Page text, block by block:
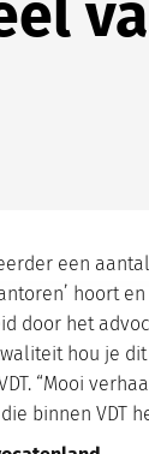
een
hoort
door het
hou je
“Mooi
binnen VDT